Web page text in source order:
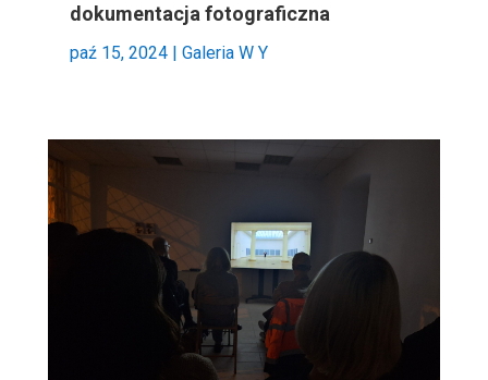
dokumentacja fotograficzna
paź 15, 2024| Galeria W Y